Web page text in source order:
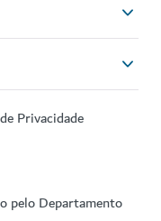
Privacidade
pelo Departamento